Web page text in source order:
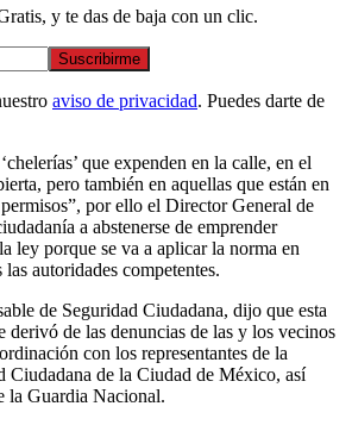
y te das de baja con un clic.
Suscribirme
aviso de privacidad. Puedes darte de
que expenden en la calle, en el
pero también en aquellas que están en
por ello el Director General de
a abstenerse de emprender
ley porque se va a aplicar la norma en
autoridades competentes.
de Seguridad Ciudadana, dijo que esta
derivó de las denuncias de las y los vecinos
con los representantes de la
Ciudadana de la Ciudad de México, así
la Guardia Nacional.